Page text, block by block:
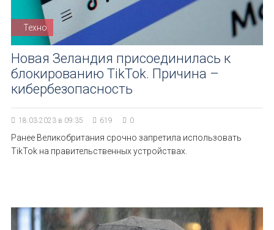
Техно
Новая Зеландия присоединилась к
блокированию TikTok. Причина –
кибербезопасность
18.03.2023 в 09:35 619 0
Ранее Великобритания срочно запретила использовать
TikTok на правительственных устройствах.